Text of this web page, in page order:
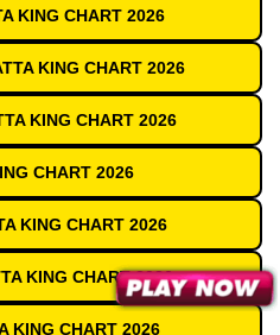
KING CHART 2026
KING CHART 2026
KING CHART 2026
CHART 2026
KING CHART 2026
KING CHART 2026
KING CHART 2026